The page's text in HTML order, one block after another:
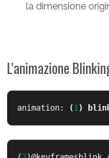
la dimensione
L'animazione
animation: (1)